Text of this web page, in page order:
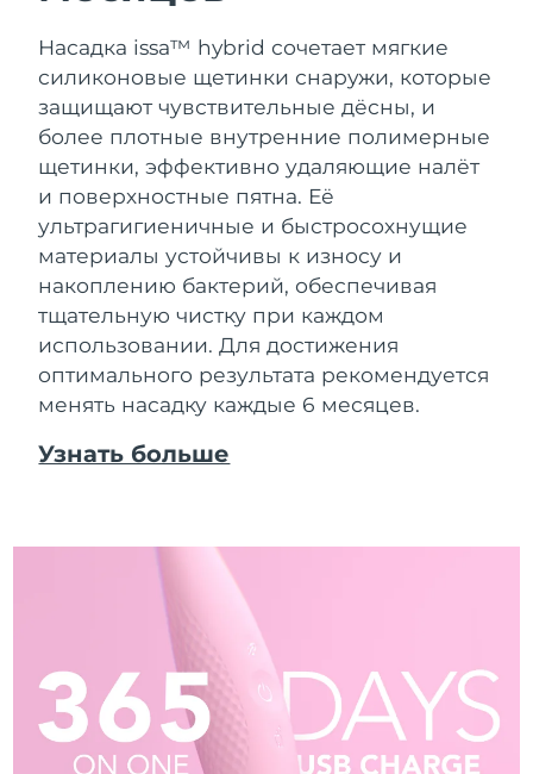
Насадка issa™ hybrid сочетает мягкие
силиконовые щетинки снаружи, которые
защищают чувствительные дёсны, и
более плотные внутренние полимерные
щетинки, эффективно удаляющие налёт
и поверхностные пятна. Её
ультрагигиеничные и быстросохнущие
материалы устойчивы к износу и
накоплению бактерий, обеспечивая
тщательную чистку при каждом
использовании. Для достижения
оптимального результата рекомендуется
менять насадку каждые 6 месяцев.
Узнать больше